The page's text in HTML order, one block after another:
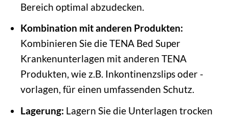
Bereich optimal abzudecken.
Kombination mit anderen Produkten:
Kombinieren Sie die TENA Bed Super
Krankenunterlagen mit anderen TENA
Produkten, wie z.B. Inkontinenzslips oder -
vorlagen, für einen umfassenden Schutz.
Lagerung: Lagern Sie die Unterlagen trocken